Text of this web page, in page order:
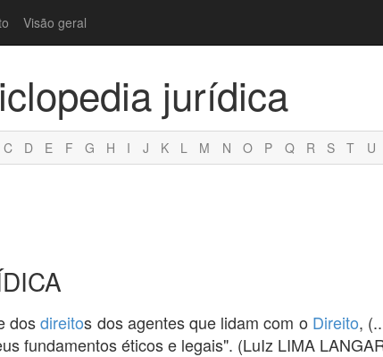
Visão geral
jurídica
C D E F G H I J K L M N O P Q R S T U
dosdireitos dos agentes que lidam com o Direito,
fundamentos éticos e legais". (LuIz LIMA